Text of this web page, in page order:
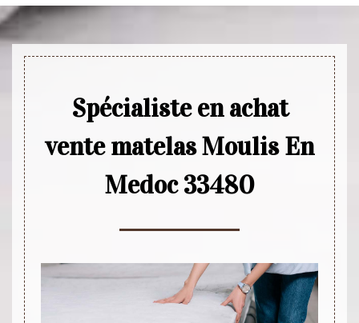
Spécialiste en achat
vente matelas Moulis En
Medoc 33480